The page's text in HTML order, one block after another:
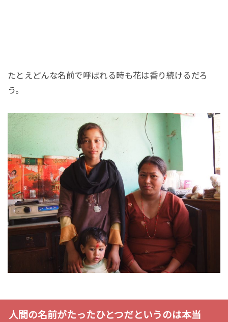
たとえどんな名前で呼ばれる時も花は香り続けるだろ
う。
人間の名前がたったひとつだというのは本当